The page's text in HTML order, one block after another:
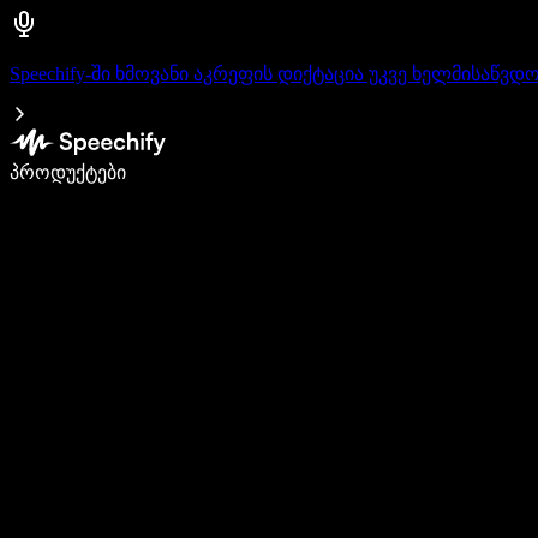
Speechify-ში ხმოვანი აკრეფის დიქტაცია უკვე
პროდუქტები
დაწერე 5-ჯერ სწრაფად ხმით კარნახით